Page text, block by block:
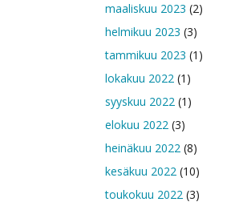
maaliskuu 2023 (2)
helmikuu 2023 (3)
tammikuu 2023 (1)
lokakuu 2022(1)
syyskuu 2022(1)
elokuu 2022(3)
heinäkuu 2022(8)
kesäkuu 2022(10)
toukokuu 2022(3)